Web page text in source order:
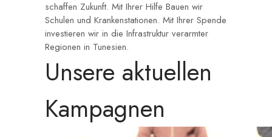
schaffen Zukunft. Mit Ihrer Hilfe Bauen wir
Schulen und Krankenstationen. Mit Ihrer Spende
investieren wir in die Infrastruktur verarmter
Regionen in Tunesien.
Unsere aktuellen
Kampagnen